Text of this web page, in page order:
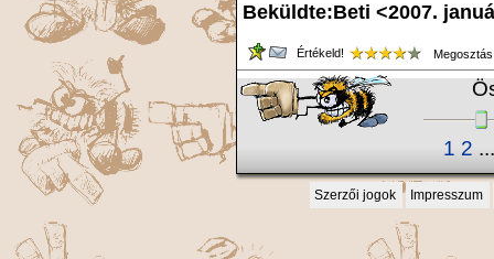
Beküldte:Beti <2007.
Értékeld!
1 2
Szerzői jogok Impresszum